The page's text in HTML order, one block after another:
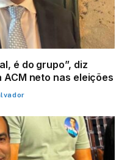
é do grupo”, diz
neto nas eleições